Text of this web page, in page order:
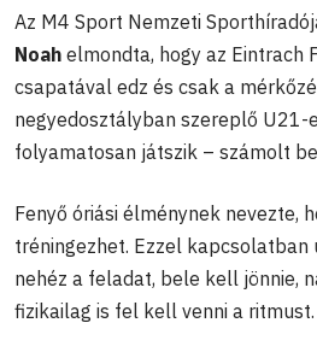
Az M4 Sport Nemzeti
Noah elmondta, hogy az Eintrach
csapatával edz és csak a
negyedosztályban szereplő U21-
folyamatosan játszik – számolt
Fenyő óriási élménynek nevezte,
tréningezhet. Ezzel kapcsolatban
nehéz a feladat, bele kell jönnie,
fizikailag is fel kell venni a ritmust.